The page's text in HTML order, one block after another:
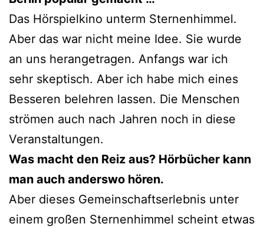
Das Hörspielkino unterm Sternenhimmel.
Aber das war nicht meine Idee. Sie wurde
an uns herangetragen. Anfangs war ich
sehr skeptisch. Aber ich habe mich eines
Besseren belehren lassen. Die Menschen
strömen auch nach Jahren noch in diese
Veranstaltungen.
Was macht den Reiz aus? Hörbücher kann
man auch anderswo hören.
Aber dieses Gemeinschaftserlebnis unter
einem großen Sternenhimmel scheint etwas